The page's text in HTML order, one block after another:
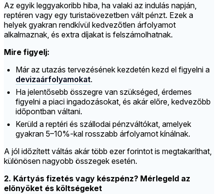
Az egyik leggyakoribb hiba, ha valaki az indulás napján,
reptéren vagy egy turistaövezetben vált pénzt. Ezek a
helyek gyakran rendkívül kedvezőtlen árfolyamot
alkalmaznak, és extra díjakat is felszámolhatnak.
Mire figyelj:
Már az utazás tervezésének kezdetén kezd el figyelni a
devizaárfolyamokat.
Ha jelentősebb összegre van szükséged, érdemes
figyelni a piaci ingadozásokat, és akár előre, kedvezőbb
időpontban váltani.
Kerüld a reptéri és szállodai pénzváltókat, amelyek
gyakran 5–10%-kal rosszabb árfolyamot kínálnak.
A jól időzített váltás akár több ezer forintot is megtakaríthat,
különösen nagyobb összegek esetén.
2. Kártyás fizetés vagy készpénz? Mérlegeld az
előnyöket és költségeket